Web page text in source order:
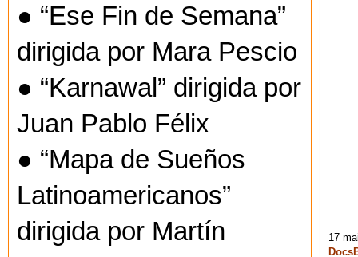
● “Ese Fin de Semana”
dirigida por Mara Pescio
● “Karnawal” dirigida por
Juan Pablo Félix
● “Mapa de Sueños
Latinoamericanos”
dirigida por Martín
17